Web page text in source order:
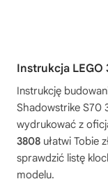
Instrukcja LEGO
Instrukcję
Shadowstrike S70
wydrukować z
3808 ułatwi Tobie
sprawdzić listę
modelu.